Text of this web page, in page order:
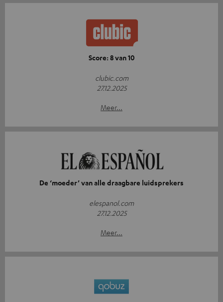
Score: 8 van 10
clubic.com
27.12.2025
Meer...
De ‘moeder’ van alle draagbare luidsprekers
elespanol.com
27.12.2025
Meer...